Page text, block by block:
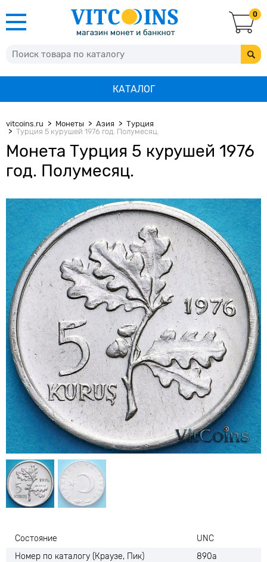
0
КАТАЛОГ
vitcoins.ru Монеты Азия
Турция
Турция 5 курушей 1976 год. Полумесяц.
Монета Турция 5 курушей 1976
год. Полумесяц.
Состояние
UNC
Номер по каталогу (Краузе, Пик)
890a